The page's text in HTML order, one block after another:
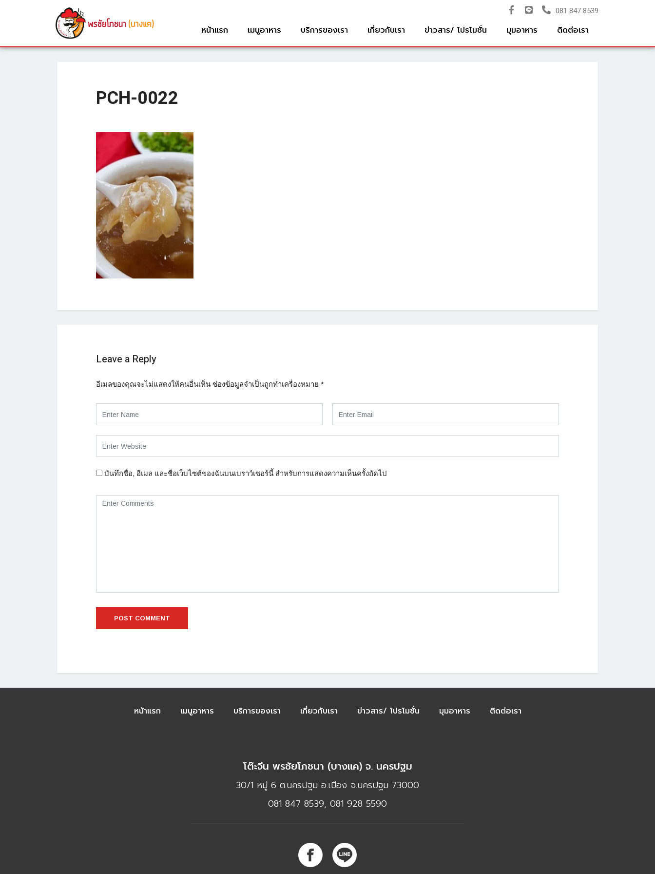
081 847 8539
หน้าแรก เมนูอาหาร บริการของเรา เกี่ยวกับเรา ข่าวสาร/ โปรโมชั่น มุมอาหาร ติดต่อเรา
PCH-0022
Leave a Reply
อีเมลของคุณจะไม่แสดงให้คนอื่นเห็น ช่องข้อมูลจำเป็นถูกทำเครื่องหมาย *
บันทึกชื่อ, อีเมล และชื่อเว็บไซต์ของฉันบนเบราว์เซอร์นี้ สำหรับการแสดงความเห็นครั้งถัดไป
หน้าแรก เมนูอาหาร บริการของเรา เกี่ยวกับเรา ข่าวสาร/ โปรโมชั่น มุมอาหาร ติดต่อเรา
โต๊ะจีน พรชัยโภชนา (บางแค) จ. นครปฐม
30/1 หมู่ 6 ต.นครปฐม อ.เมือง จ.นครปฐม 73000
081 847 8539, 081 928 5590​